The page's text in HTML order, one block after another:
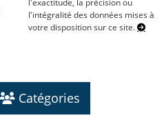
l'exactitude, la précision ou
l'intégralité des données mises à
votre disposition sur ce site.
Catégories